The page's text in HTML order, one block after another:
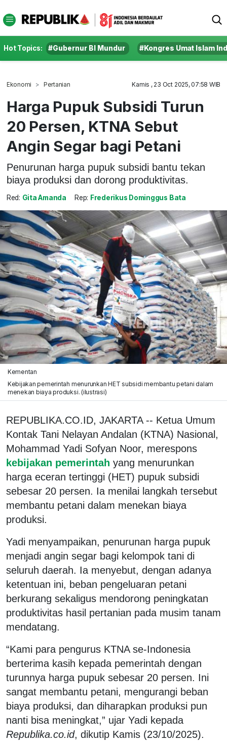
Hot Topics: #Gubernur BI Mundur #Kongres Umat Islam
Ekonomi Pertanian Kamis , 23 Oct 2025, 07:58 WIB
Harga Pupuk Subsidi Turun
20 Persen, KTNA Sebut
Angin Segar bagi Petani
Penurunan harga pupuk subsidi bantu tekan
biaya produksi dan dorong produktivitas.
Red: Gita Amanda Rep: Frederikus Dominggus Bata
Kementan
Kebijakan pemerintah menurunkan HET subsidi membantu petani dalam
menekan biaya produksi. (ilustrasi)
REPUBLIKA.CO.ID, JAKARTA -- Ketua Umum
Kontak Tani Nelayan Andalan (KTNA) Nasional,
Mohammad Yadi Sofyan Noor, merespons
kebijakan pemerintah yang menurunkan
harga eceran tertinggi (HET) pupuk subsidi
sebesar 20 persen. Ia menilai langkah tersebut
membantu petani dalam menekan biaya
produksi.
Yadi menyampaikan, penurunan harga pupuk
menjadi angin segar bagi kelompok tani di
seluruh daerah. Ia menyebut, dengan adanya
ketentuan ini, beban pengeluaran petani
berkurang sekaligus mendorong peningkatan
produktivitas hasil pertanian pada musim tanam
mendatang.
“Kami para pengurus KTNA se-Indonesia
berterima kasih kepada pemerintah dengan
turunnya harga pupuk sebesar 20 persen. Ini
sangat membantu petani, mengurangi beban
biaya produksi, dan diharapkan produksi pun
nanti bisa meningkat,” ujar Yadi kepada
Republika.co.id, dikutip Kamis (23/10/2025).